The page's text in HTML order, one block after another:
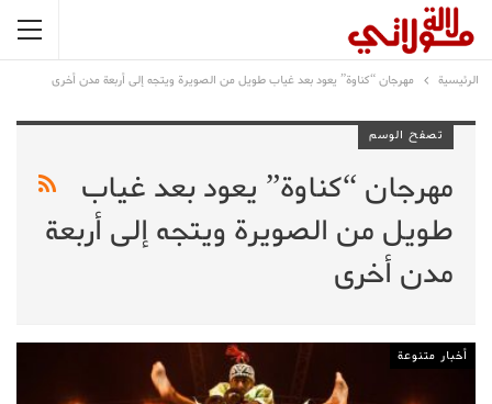
الرئيسية مهرجان “كناوة” يعود بعد غياب طويل من الصويرة ويتجه إلى أربعة مدن أخرى
تصفح الوسم
مهرجان “كناوة” يعود بعد غياب
طويل من الصويرة ويتجه إلى أربعة
مدن أخرى
أخبار متنوعة